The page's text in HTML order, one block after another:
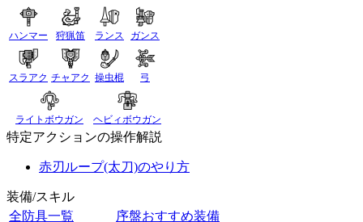
ハンマー 狩猟笛 ランス ガンス
スラアク チャアク 操虫棍 弓
ライトボウガン ヘビィボウガン
特定アクションの操作解説
赤刃ループ(太刀)のやり方
装備/スキル
全防具一覧
序盤おすすめ装備